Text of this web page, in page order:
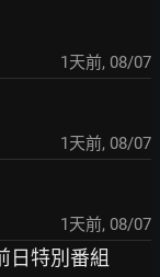
1天前, 08/07
1天前, 08/07
1天前, 08/07
日特別番組